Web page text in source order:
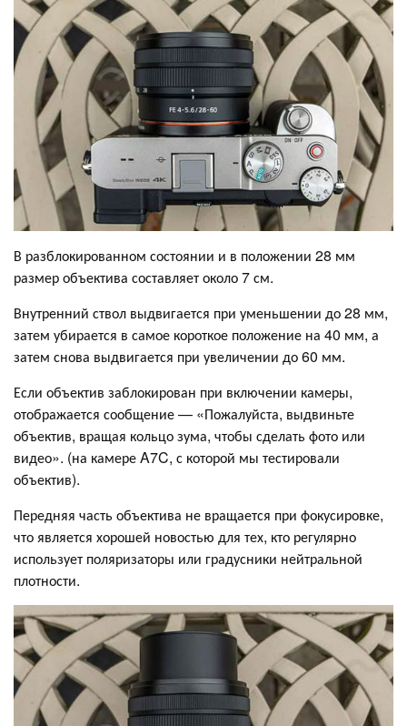
В разблокированном состоянии и в положении 28 мм
размер объектива составляет около 7 см.
Внутренний ствол выдвигается при уменьшении до 28 мм,
затем убирается в самое короткое положение на 40 мм, а
затем снова выдвигается при увеличении до 60 мм.
Если объектив заблокирован при включении камеры,
отображается сообщение — «Пожалуйста, выдвиньте
объектив, вращая кольцо зума, чтобы сделать фото или
видео». (на камере A7C, с которой мы тестировали
объектив).
Передняя часть объектива не вращается при фокусировке,
что является хорошей новостью для тех, кто регулярно
использует поляризаторы или градусники нейтральной
плотности.